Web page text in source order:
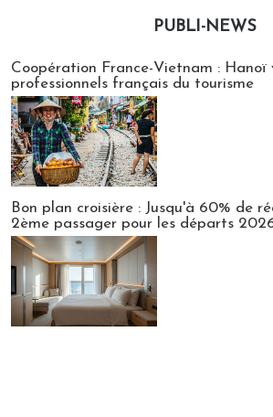
PUBLI-NEWS
Coopération France-Vietnam : Hanoï
professionnels français du tourisme
Bon plan croisière : Jusqu'à 60% de
2ème passager pour les départs